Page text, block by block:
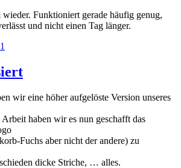
Funktioniert gerade häufig genug,
und nicht einen Tag länger.
wir eine höher aufgelöste Version unseres
haben wir es nun geschafft das
Fuchs aber nicht der andere) zu
dicke Striche, … alles.